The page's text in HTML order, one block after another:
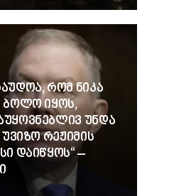
რომ ნიკა
ბოლო იყოს,
უნდა
უვიზო რეჟიმის
დაიწყოს“ –